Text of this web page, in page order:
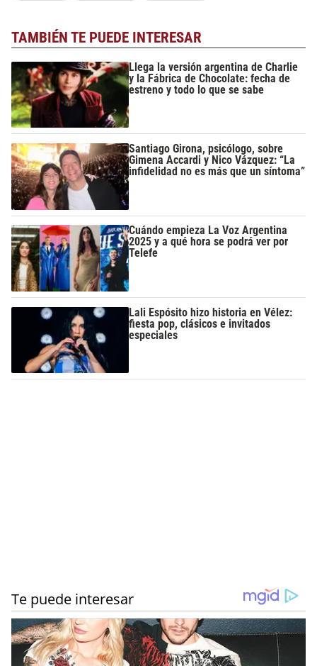
TAMBIÉN TE PUEDE INTERESAR
Llega la versión argentina de Charlie
y la Fábrica de Chocolate: fecha de
estreno y todo lo que se sabe
Santiago Girona, psicólogo, sobre
Gimena Accardi y Nico Vázquez: “La
infidelidad no es más que un síntoma”
Cuándo empieza La Voz Argentina
2025 y a qué hora se podrá ver por
Telefe
Lali Espósito hizo historia en Vélez:
fiesta pop, clásicos e invitados
especiales